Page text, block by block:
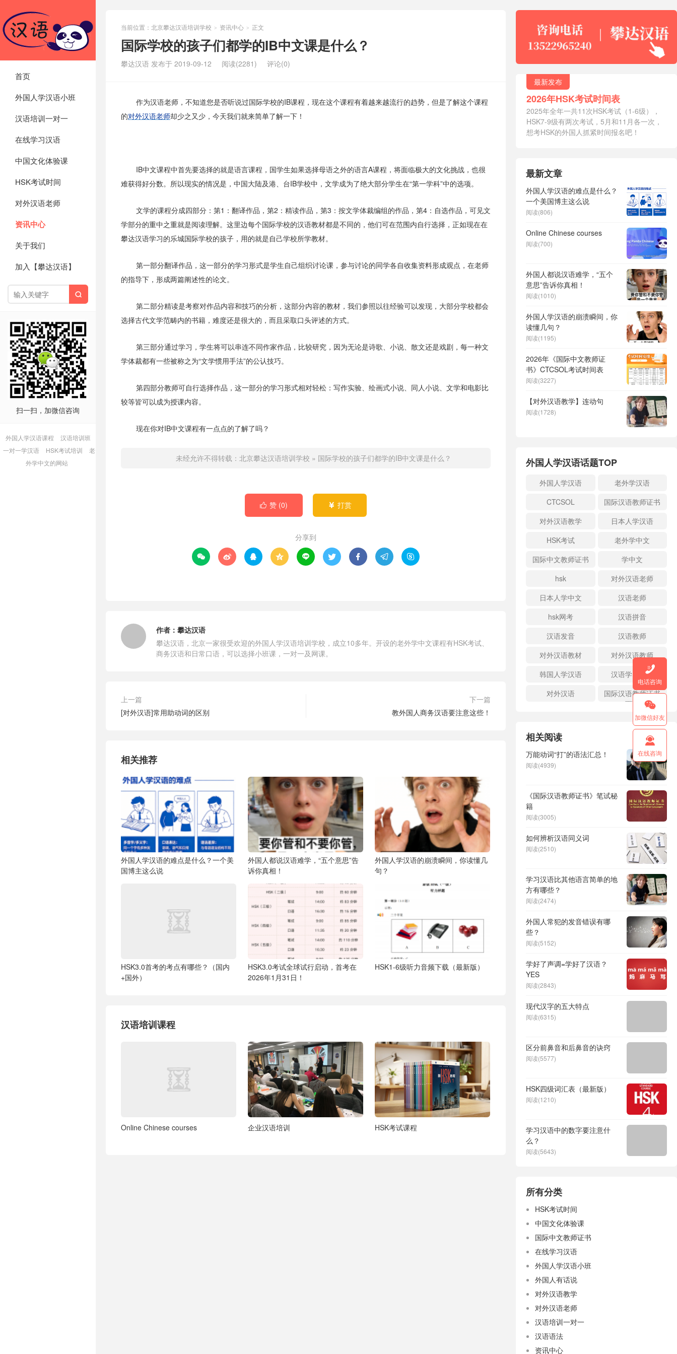
首页
外国人学汉语小班
汉语培训一对一
在线学习汉语
中国文化体验课
HSK考试时间
对外汉语老师
资讯中心
关于我们
加入【攀达汉语】

扫一扫，加微信咨询
外国人学汉语课程
汉语培训班
一对一学汉语
HSK考试培训
老
外学中文的网站
当前位置： 北京攀达汉语培训学校 > 资讯中心 > 正文
国际学校的孩子们都学的IB中文课是什么？
攀达汉语 发布于 2019-09-12 阅读(2281) 评论(0)
作为汉语老师，不知道您是否听说过国际学校的IB课程，现在这个课程有着越来越流行的趋势，但是了解这个课程
的对外汉语老师却少之又少，今天我们就来简单了解一下！
IB中文课程中首先要选择的就是语言课程，国学生如果选择母语之外的语言A课程，将面临极大的文化挑战，也很
难获得好分数。所以现实的情况是，中国大陆及港、台IB学校中，文学成为了绝大部分学生在“第一学科”中的选项。
文学的课程分成四部分：第1：翻译作品，第2：精读作品，第3：按文学体裁编组的作品，第4：自选作品，可见文
学部分的重中之重就是阅读理解。这里边每个国际学校的汉语教材都是不同的，他们可在范围内自行选择，正如现在在
攀达汉语学习的乐城国际学校的孩子，用的就是自己学校所学教材。
第一部分翻译作品，这一部分的学习形式是学生自己组织讨论课，参与讨论的同学各自收集资料形成观点，在老师
的指导下，形成两篇阐述性的论文。
第二部分精读是考察对作品内容和技巧的分析，这部分内容的教材，我们参照以往经验可以发现，大部分学校都会
选择古代文学范畴内的书籍，难度还是很大的，而且采取口头评述的方式。
第三部分通过学习，学生将可以串连不同作家作品，比较研究，因为无论是诗歌、小说、散文还是戏剧，每一种文
学体裁都有一些被称之为“文学惯用手法”的公认技巧。
第四部分教师可自行选择作品，这一部分的学习形式相对轻松：写作实验、绘画式小说、同人小说、文学和电影比
较等皆可以成为授课内容。
现在你对IB中文课程有一点点的了解了吗？
未经允许不得转载： 北京攀达汉语培训学校 » 国际学校的孩子们都学的IB中文课是什么？
 赞 (0)  打赏
分享到
        
作者： 攀达汉语
攀达汉语，北京一家很受欢迎的外国人学汉语培训学校，成立10多年。开设的老外学中文课程有HSK考试、
商务汉语和日常口语，可以选择小班课，一对一及网课。
上一篇
[对外汉语]常用助动词的区别
下一篇
教外国人商务汉语要注意这些！
相关推荐
外国人学汉语的难点是什么？一个美
国博主这么说
外国人都说汉语难学，“五个意思”告
诉你真相！
外国人学汉语的崩溃瞬间，你读懂几
句？
HSK3.0首考的考点有哪些？（国内
+国外）
HSK3.0考试全球试行启动，首考在
2026年1月31日！
HSK1-6级听力音频下载（最新版）
汉语培训课程
Online Chinese courses 企业汉语培训 HSK考试课程
最新发布
2026年HSK考试时间表
2025年全年一共11次HSK考试（1-6级），
HSK7-9级有两次考试，5月和11月各一次，
想考HSK的外国人抓紧时间报名吧！
最新文章
外国人学汉语的难点是什么？
一个美国博主这么说
阅读(806)
Online Chinese courses
阅读(700)
外国人都说汉语难学，“五个
意思”告诉你真相！
阅读(1010)
外国人学汉语的崩溃瞬间，你
读懂几句？
阅读(1195)
2026年《国际中文教师证
书》CTCSOL考试时间表
阅读(3227)
【对外汉语教学】连动句
阅读(1728)
外国人学汉语话题TOP
外国人学汉语
老外学汉语
CTCSOL
国际汉语教师证书
对外汉语教学
日本人学汉语
HSK考试
老外学中文
国际中文教师证书
学中文
hsk
对外汉语老师
日本人学中文
汉语老师
hsk网考
汉语拼音
汉语发音
汉语教师
对外汉语教材
对外汉语教师
韩国人学汉语
汉语学习方法
对外汉语
国际汉语教师证书
面试
相关阅读
万能动词“打”的语法汇总！
阅读(4939)
《国际汉语教师证书》笔试秘
籍
阅读(3005)
如何辨析汉语同义词
阅读(2510)
学习汉语比其他语言简单的地
方有哪些？
阅读(2474)
外国人常犯的发音错误有哪
些？
阅读(5152)
学好了声调=学好了汉语？
YES
阅读(2843)
现代汉字的五大特点
阅读(6315)
区分前鼻音和后鼻音的诀窍
阅读(5577)
HSK四级词汇表（最新版）
阅读(1210)
学习汉语中的数字要注意什
么？
阅读(5643)
所有分类
HSK考试时间
中国文化体验课
国际中文教师证书
在线学习汉语
外国人学汉语小班
外国人有话说
对外汉语教学
对外汉语老师
汉语培训一对一
汉语语法
资讯中心

电话咨询

加微信好友

在线咨询